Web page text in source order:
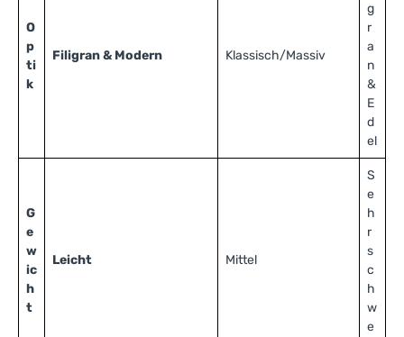
O
p
ti
k
Filigran & Modern Klassisch/Massiv
g
r
a
n
&
E
d
el
G
e
w
ic
h
t
Leicht Mittel
S
e
h
r
s
c
h
w
e